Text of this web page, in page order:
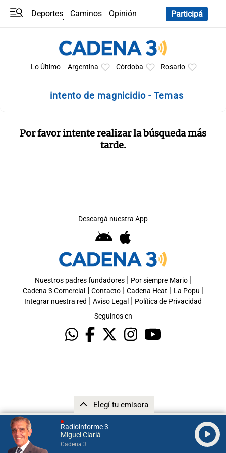
Radioinforme 3
Miguel Clariá
Cadena 3
Elegí tu emisora
Deportes Caminos
Opinión
Participá
Lo Último Argentina Córdoba Rosario
intento de magnicidio - Temas
Por favor intente realizar la búsqueda más
tarde.
Descargá nuestra App
Nuestros padres fundadores| Por siempre Mario|
Cadena 3 Comercial | Contacto| Cadena Heat | La Popu |
Integrar nuestra red | Aviso Legal | Política de Privacidad
Seguinos en